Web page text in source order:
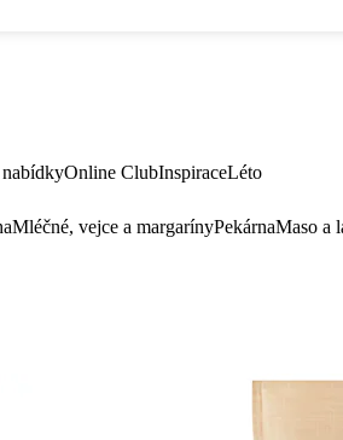
Online ClubInspiraceLéto
Mléčné, vejce a margarínyPekárnaMaso a